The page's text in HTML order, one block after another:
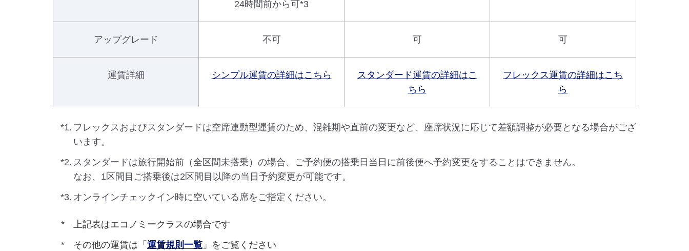
24時間前から可*3
アップグレード 不可 可 可
運賃詳細 シンプル運賃の詳細はこちら
スタンダード運賃の詳細はこ
ちら
フレックス運賃の詳細はこち
ら
*1. フレックスおよびスタンダードは空席連動型運賃のため、混雑期や直前の変更など、座席状況に応じて差額調整が必要となる場合がござ
います。
*2. スタンダードは旅行開始前（全区間未搭乗）の場合、ご予約便の搭乗日当日に前後便へ予約変更をすることはできません。
なお、1区間目ご搭乗後は2区間目以降の当日予約変更が可能です。
*3. オンラインチェックイン時に空いている席をご指定ください。
上記表はエコノミークラスの場合です
その他の運賃は「 運賃規則一覧 」をご覧ください